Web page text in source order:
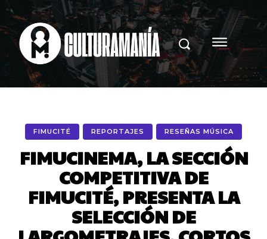
FIMUCITÉ REPORTAJES RESEÑAS MÚSICA
FIMUCINEMA, LA SECCIÓN
COMPETITIVA DE
FIMUCITÉ, PRESENTA LA
SELECCIÓN DE